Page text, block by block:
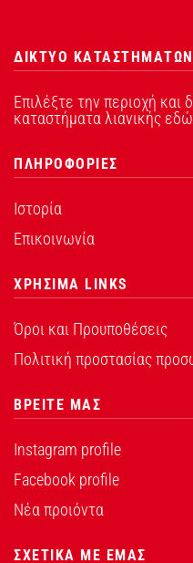
ΔΙΚΤΥΟ ΚΑΤΑΣΤΗΜΑΤΩΝ
Επιλέξτε την περιοχή και
καταστήματα λιανικής
ΠΛΗΡΟΦΟΡΙΕΣ
Ιστορία
Επικοινωνία
ΧΡΗΣΙΜΑ LINKS
Όροι και Προυποθέσεις
Πολιτική προστασίας
ΒΡΕΙΤΕ ΜΑΣ
Instagram profile
Facebook profile
Νέα προιόντα
ΣΧΕΤΙΚΑ ΜΕ ΕΜΑΣ